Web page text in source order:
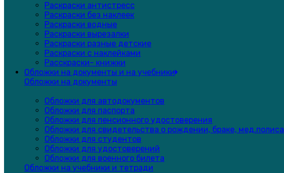
Раскраски антистресс
Раскраски без наклеек
Раскраски водные
Раскраски вырезалки
Раскраски разные детские
Раскраски с наклейками
Расскраски- книжки
Обложки на документы и на учебники
Обложки на документы
Обложки для автодокументов
Обложки для паспорта
Обложки для пенсионного удостоверения
Обложки для свидетельства о рождении, браке, мед.полиса
Обложки для студентов
Обложки для удостоверений
Обложки для военного билета
Обложки на учебники и тетради